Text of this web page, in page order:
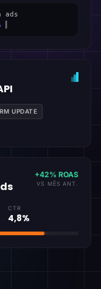
ads
UPDATE
+42% ROAS
VS MÊS ANT.
CTR
4,8%